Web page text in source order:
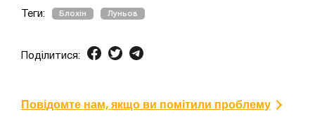
Теги: Блохін Луньов
Поділитися:
Повідомте нам, якщо ви помітили проблему